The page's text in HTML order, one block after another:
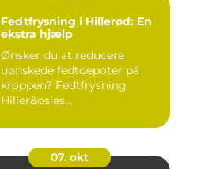
Fedtfrysning i Hillerød: En
ekstra hjælp
Ønsker du at reducere
uønskede fedtdepoter på
kroppen? Fedtfrysning
Hiller&oslas...
07. okt